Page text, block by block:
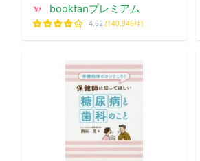
bookfanプレミアム
4.62 (140,946件)